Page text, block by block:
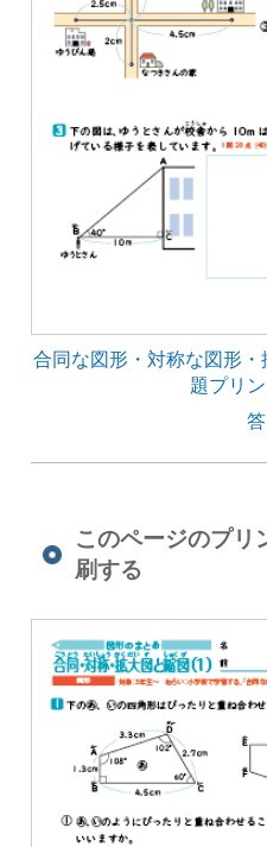
合同な図形・対称な図形
題プリン
答
このページのプリ
刷する